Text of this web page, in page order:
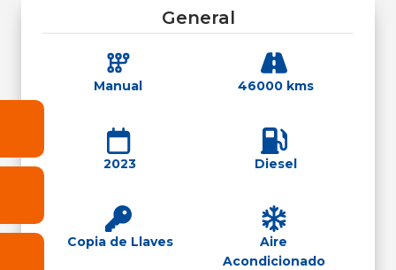
General
Manual 46000 kms
2023 Diesel
Copia de Llaves
Aire
Acondicionado